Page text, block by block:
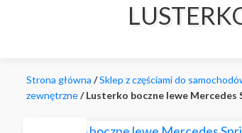
Strona główna /Sklep z częściami do
zewnętrzne/ Lusterko boczne lewe Mercedes